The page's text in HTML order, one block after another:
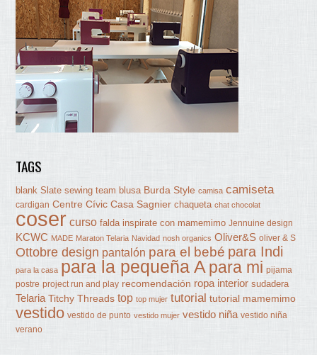
TAGS
blank Slate sewing team blusa Burda Style camisa camiseta
cardigan Centre Cívic Casa Sagnier chaqueta chat chocolat
coser curso falda inspirate con mamemimo Jennuine design
KCWC MADE Maraton Telaria Navidad nosh organics Oliver&S oliver & S
Ottobre design pantalón para el bebé para Indi
para la casa para la pequeña A para mi pijama
postre project run and play recomendación ropa interior sudadera
Telaria Titchy Threads top top mujer tutorial tutorial mamemimo
vestido vestido de punto vestido mujer vestido niña vestido niña
verano